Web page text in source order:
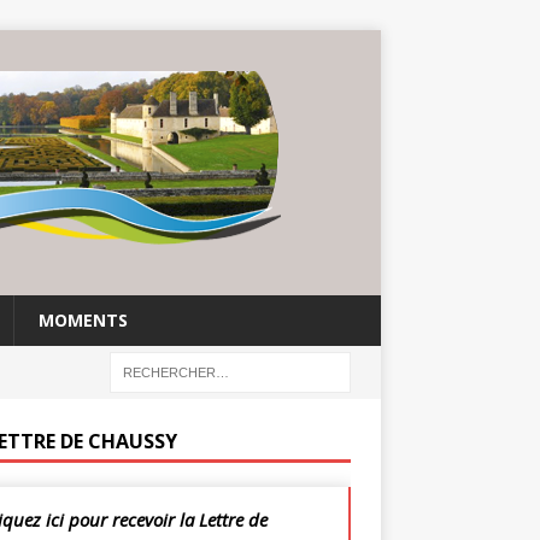
MOMENTS
DE CHAUSSY
ici pour recevoir la Lettre de